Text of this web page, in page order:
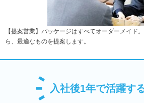
【提案営業】パッケージはすべてオーダーメイド
ら、最適なものを提案します。
入社後1年で活躍す